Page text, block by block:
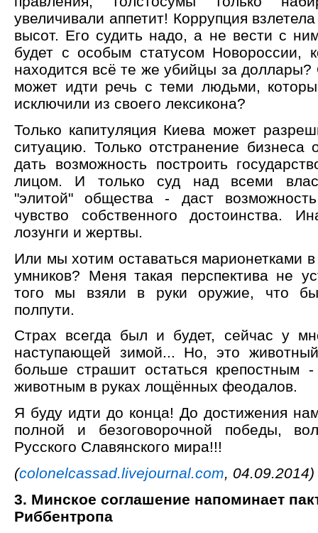
увеличивали аппетит! Коррупция
высот. Его судить надо, а не вести с
будет с особым статусом Новороссии,
находится всё те же убийцы за доллары?
может идти речь с теми людьми,
исключили из своего лексикона?
Только капитуляция Киева может
ситуацию. Только отстранение бизнеса
дать возможность построить
лицом. И только суд над всеми
"элитой" общества - даст
чувство собственного достоинства.
лозунги и жертвы.
Или мы хотим оставаться марионетками в
умников? Меня такая перспектива не
того мы взяли в руки оружие, что бы
полпути.
Страх всегда был и будет, сейчас у
наступающей зимой... Но, это
больше страшит остаться крепостным
животным в руках лощённых феодалов.
Я буду идти до конца! До достижения
полной и безоговорочной победы,
Русского Славянского мира!!!
(colonelcassad.livejournal.com, 04.09.2014)
3. Минское соглашение напоминает
Риббентропа